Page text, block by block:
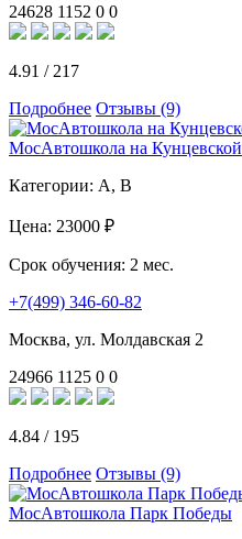
24628 1152 0 0
4.91 / 217
Подробнее Отзывы (9)
МосАвтошкола на Кунцевской
Категории: A, B
Цена: 23000 ₽
Срок обучения: 2 мес.
+7(499) 346-60-82
Москва, ул. Молдавская 2
24966 1125 0 0
4.84 / 195
Подробнее Отзывы (9)
МосАвтошкола Парк Победы